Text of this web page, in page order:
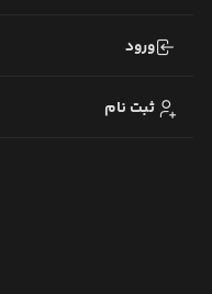
ورود
ثبت نام